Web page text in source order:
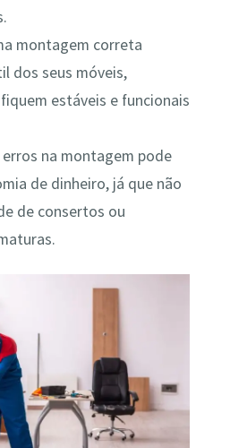
montagem correta
dos seus móveis,
estáveis e funcionais
na montagem pode
de dinheiro, já que não
de consertos ou